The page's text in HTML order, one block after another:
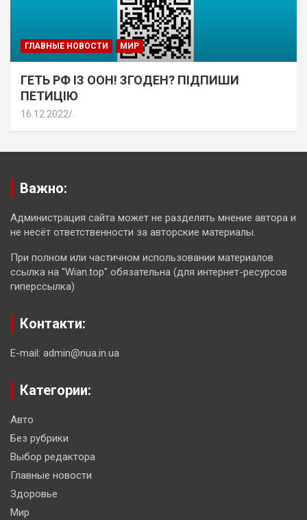
ГЛАВНЫЕ НОВОСТИ МИР
ГЕТЬ РФ ІЗ ООН! ЗГОДЕН? ПІДПИШИ
ПЕТИЦІЮ
16.12.2022
Важно:
Администрация сайта может не разделять мнение автора и
не несёт ответственности за авторские материалы.
При полном или частичном использовании материалов
ссылка на "Wian.top" обязательна (для интернет-ресурсов
гиперссылка)
Контакти:
E-mail: admin@nua.in.ua
Категории:
Авто
Без рубрики
Выбор редактора
Главные новости
Здоровье
Мир